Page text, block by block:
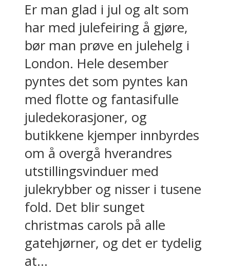
Er man glad i jul og alt som
har med julefeiring å gjøre,
bør man prøve en julehelg i
London. Hele desember
pyntes det som pyntes kan
med flotte og fantasifulle
juledekorasjoner, og
butikkene kjemper innbyrdes
om å overgå hverandres
utstillingsvinduer med
julekrybber og nisser i tusene
fold. Det blir sunget
christmas carols på alle
gatehjørner, og det er tydelig
at...